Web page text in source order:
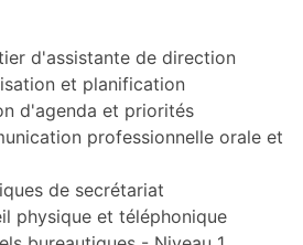
d'assistante de direction
et planification
d'agenda et priorités
professionnelle orale et
de secrétariat
physique et téléphonique